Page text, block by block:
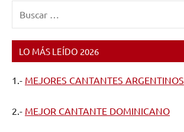
LO MÁS LEÍDO 2026
1.- MEJORES CANTANTES ARGENTINOS
2.- MEJOR CANTANTE DOMINICANO